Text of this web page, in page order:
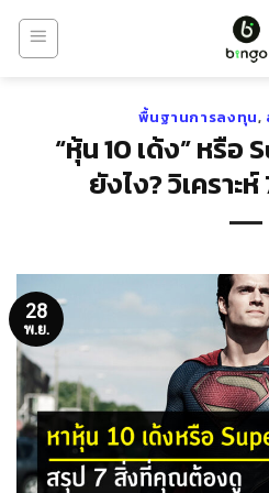
Skip
พื้นฐานการลงทุน,
“หุ้น 10 เด้ง” หรือ
ยังไง? วิเคราะ
28
พ.ย.